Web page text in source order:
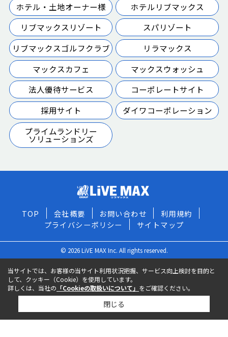
ホテル・土地オーナー様
ホテルリブマックス
リブマックスリゾート
スパリゾート
リブマックスゴルフクラブ
リラマックス
マックスカフェ
マックスウォッシュ
法人優待サービス
コーポレートサイト
採用サイト
ダイワコーポレーション
プライムランドリー
ソリューションズ
TOP 会社概要 お問い合わせ
利用規約
プライバシーポリシー
サイトマップ
© 2026 LiVE MAX Inc. All rights reserved.
当サイトでは、お客様の当サイト利用状況把握、サービス向上検討を目的と
して、クッキー（Cookie）を使用しています。
詳しくは、当社の 「Cookieの取扱いについて」 をご確認ください。
閉じる